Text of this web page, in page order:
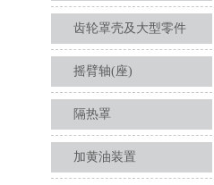
齿轮罩壳及大型零件
摇臂轴(座)
隔热罩
加黄油装置